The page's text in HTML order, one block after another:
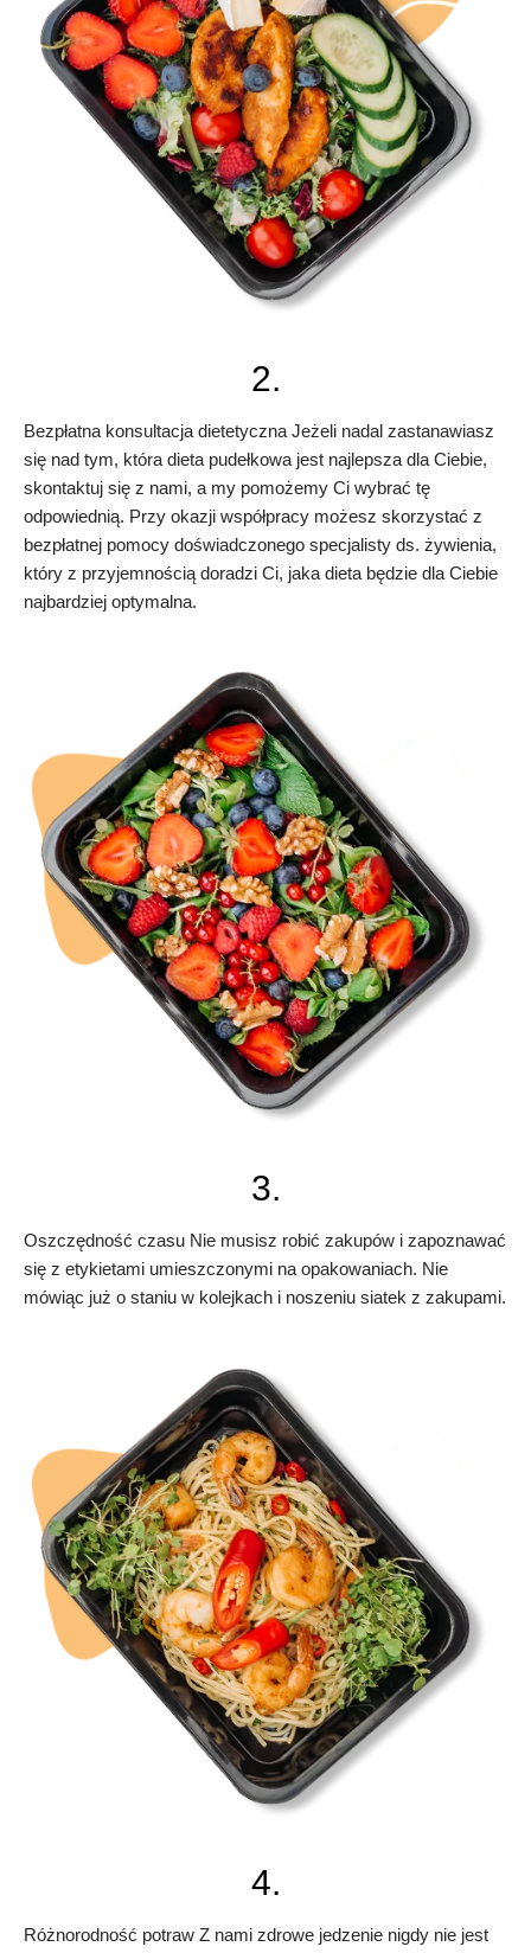
2.
Bezpłatna konsultacja dietetyczna Jeżeli nadal zastanawiasz
się nad tym, która dieta pudełkowa jest najlepsza dla Ciebie,
skontaktuj się z nami, a my pomożemy Ci wybrać tę
odpowiednią. Przy okazji współpracy możesz skorzystać z
bezpłatnej pomocy doświadczonego specjalisty ds. żywienia,
który z przyjemnością doradzi Ci, jaka dieta będzie dla Ciebie
najbardziej optymalna.
3.
Oszczędność czasu Nie musisz robić zakupów i zapoznawać
się z etykietami umieszczonymi na opakowaniach. Nie
mówiąc już o staniu w kolejkach i noszeniu siatek z zakupami.
4.
Różnorodność potraw Z nami zdrowe jedzenie nigdy nie jest